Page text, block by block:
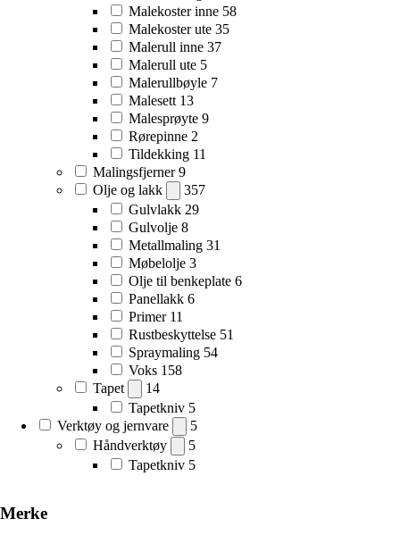
Malekoster inne 58
Malekoster ute 35
Malerull inne 37
Malerull ute 5
Malerullbøyle 7
Malesett 13
Malesprøyte 9
Rørepinne 2
Tildekking 11
Malingsfjerner 9
Olje og lakk
357
Gulvlakk 29
Gulvolje 8
Metallmaling 31
Møbelolje 3
Olje til benkeplate 6
Panellakk 6
Primer 11
Rustbeskyttelse 51
Spraymaling 54
Voks 158
Tapet
14
Tapetkniv 5
Verktøy og jernvare
5
Håndverktøy
5
Tapetkniv 5
Merke